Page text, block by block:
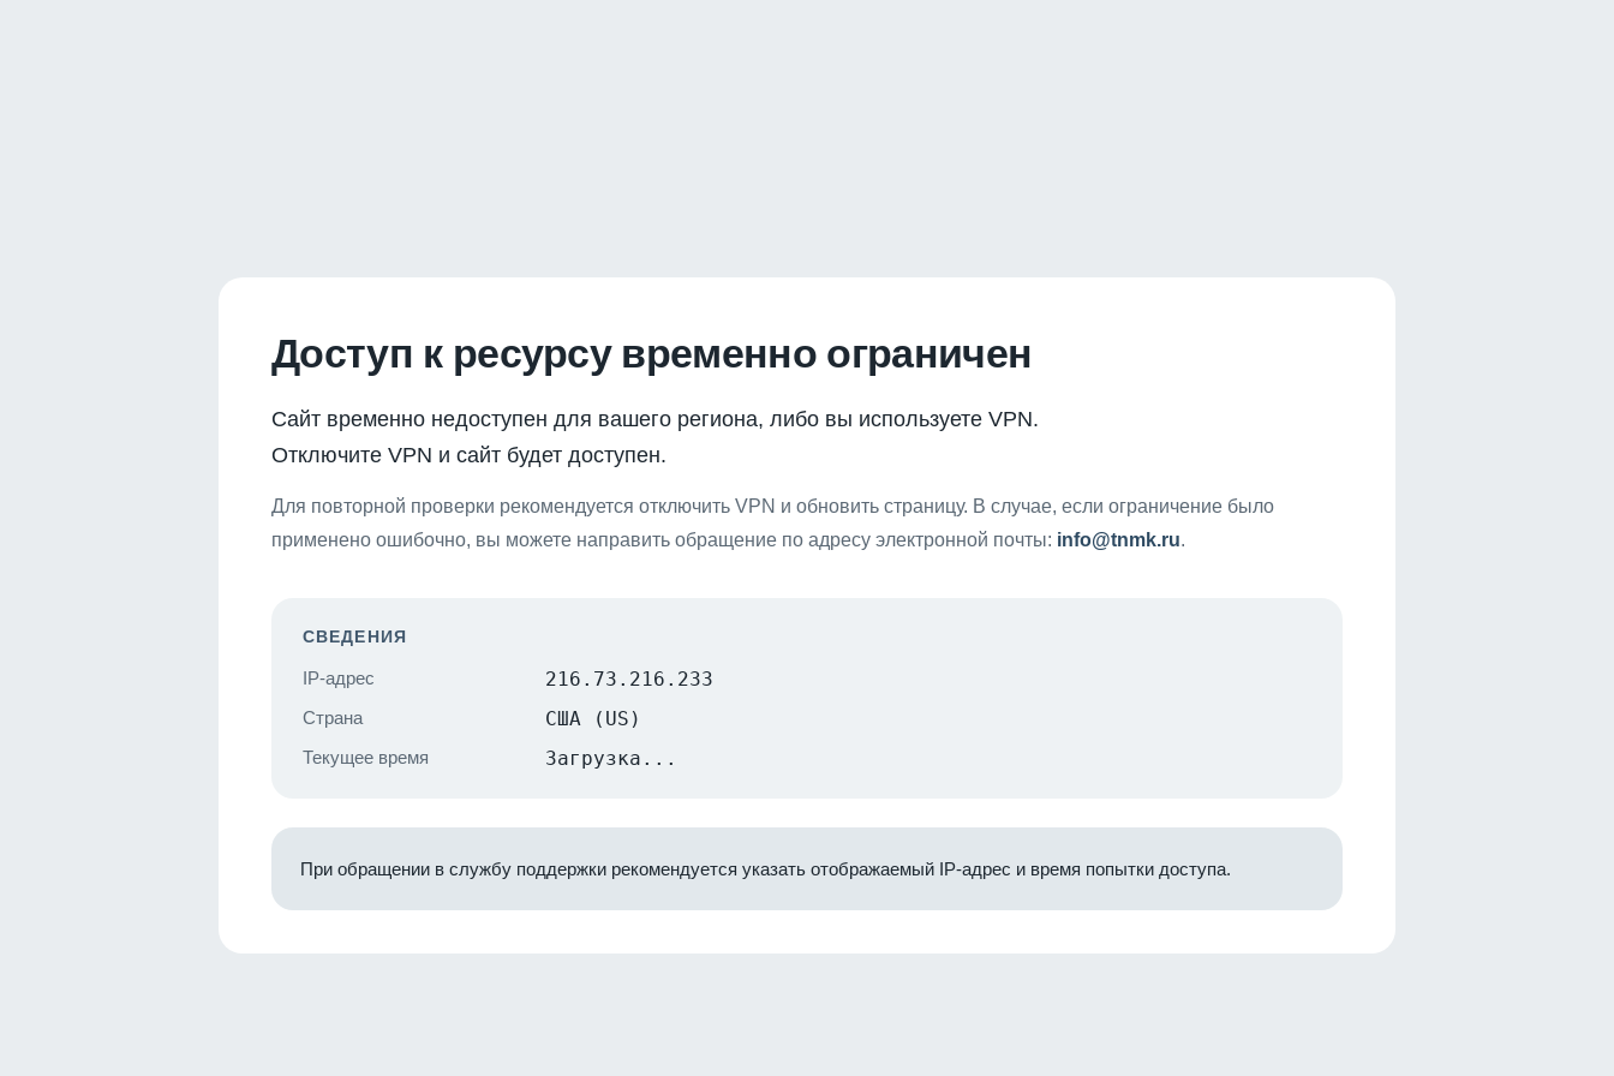
Доступ к ресурсу временно ограничен
Сайт временно недоступен для вашего региона, либо вы используете VPN.
Отключите VPN и сайт будет доступен.
Для повторной проверки рекомендуется отключить VPN и обновить страницу. В случае, если ограничение было
применено ошибочно, вы можете направить обращение по адресу электронной почты: info@tnmk.ru.
СВЕДЕНИЯ
IP-адрес 216.73.216.233
Страна США (US)
Текущее время Загрузка...
При обращении в службу поддержки рекомендуется указать отображаемый IP-адрес и время попытки доступа.